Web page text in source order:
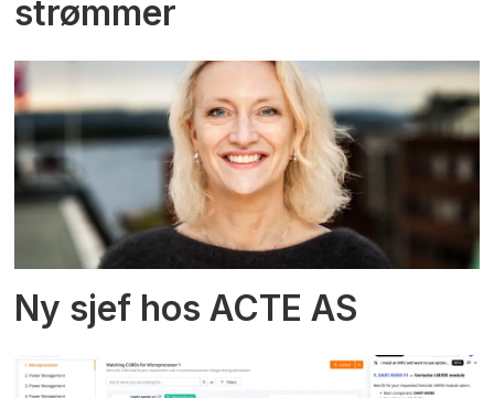
strømmer
Ny sjef hos ACTE AS